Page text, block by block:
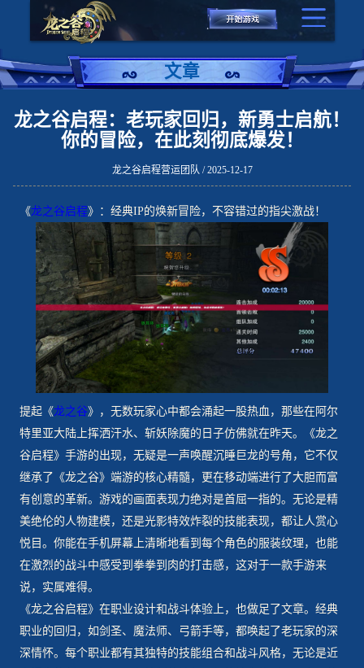
文章
龙之谷启程：老玩家回归，新勇士启航！
你的冒险，在此刻彻底爆发！
龙之谷启程营运团队 / 2025-12-17
《龙之谷启程》：经典IP的焕新冒险，不容错过的指尖激战！
提起《龙之谷》，无数玩家心中都会涌起一股热血，那些在阿尔
特里亚大陆上挥洒汗水、斩妖除魔的日子仿佛就在昨天。《龙之
谷启程》手游的出现，无疑是一声唤醒沉睡巨龙的号角，它不仅
继承了《龙之谷》端游的核心精髓，更在移动端进行了大胆而富
有创意的革新。游戏的画面表现力绝对是首屈一指的。无论是精
美绝伦的人物建模，还是光影特效炸裂的技能表现，都让人赏心
悦目。你能在手机屏幕上清晰地看到每个角色的服装纹理，也能
在激烈的战斗中感受到拳拳到肉的打击感，这对于一款手游来
说，实属难得。
《龙之谷启程》在职业设计和战斗体验上，也做足了文章。经典
职业的回归，如剑圣、魔法师、弓箭手等，都唤起了老玩家的深
深情怀。每个职业都有其独特的技能组合和战斗风格，无论是近